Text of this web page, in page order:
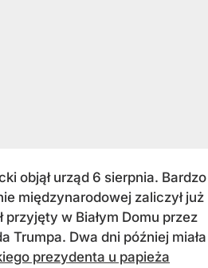
objął urząd 6 sierpnia. Bardzo
międzynarodowej zaliczył już
przyjęty w Białym Domu przez
Trumpa. Dwa dni później miała
prezydenta u papieża